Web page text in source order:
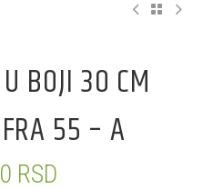
BOJI 30 CM
55 – A
RSD